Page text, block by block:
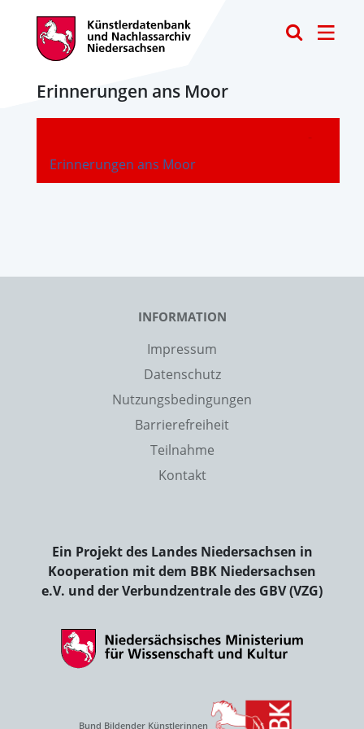
Erinnerungen ans Moor
Erinnerungen ans Moor
-
INFORMATION
Impressum
Datenschutz
Nutzungsbedingungen
Barrierefreiheit
Teilnahme
Kontakt
Ein Projekt des Landes Niedersachsen in
Kooperation mit dem BBK Niedersachsen
e.V. und der Verbundzentrale des GBV (VZG)
Bund Bildender Künstlerinnen